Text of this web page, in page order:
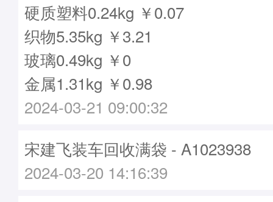
硬质塑料0.24kg ￥0.07
织物5.35kg ￥3.21
玻璃0.49kg ￥0
金属1.31kg ￥0.98
2024-03-21 09:00:32
宋建飞装车回收满袋 - A1023938
2024-03-20 14:16:39